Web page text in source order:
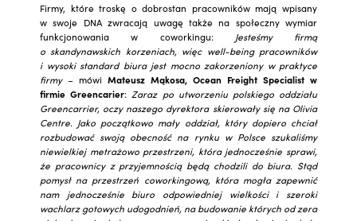
Firmy, które troskę o dobrostan pracowników mają wpisany
w swoje DNA zwracają uwagę także na społeczny wymiar
funkcjonowania w coworkingu: Jesteśmy firmą
o skandynawskich korzeniach, więc well-being pracowników
i wysoki standard biura jest mocno zakorzeniony w praktyce
firmy– mówi Mateusz Mąkosa, Ocean Freight Specialist w
firmieGreencarier: Zaraz po utworzeniu polskiego oddziału
Greencarrier, oczy naszego dyrektora skierowały się na Olivia
Centre. Jako początkowo mały oddział, który dopiero chciał
rozbudować swoją obecność na rynku w Polsce szukaliśmy
niewielkiej metrażowo przestrzeni, która jednocześnie sprawi,
że pracownicy z przyjemnością będą chodzili do biura. Stąd
pomysł na przestrzeń coworkingową, która mogła zapewnić
nam jednocześnie biuro odpowiedniej wielkości i szeroki
wachlarz gotowych udogodnień, na budowanie których od zera